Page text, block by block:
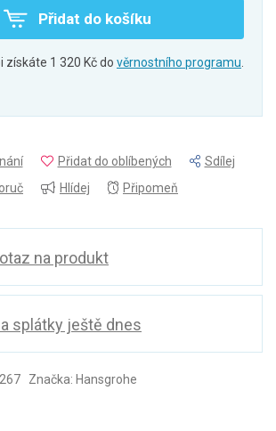
Přidat do košíku
získáte 1 320 Kč do věrnostního programu.
Přidat do oblíbených
Sdílej
Hlídej Připomeň
na produkt
splátky ještě dnes
Značka: Hansgrohe